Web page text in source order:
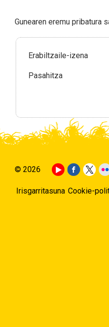
Gunearen eremu pribatura
Erabiltzaile-izena
Pasahitza
© 2026
Irisgarritasuna Cookie-